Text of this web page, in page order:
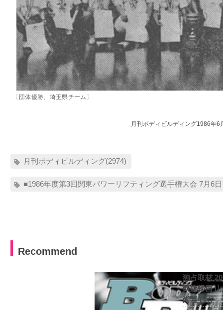
〔団体優勝、埼玉県チーム〕
月刊ボディビルディング1986年6
月刊ボディビルディング(2974)
■1986年度第3回関東パワーリフティング選手権大会 7月6
Recommend
独占取材
凱旋帰国
尚隆 ほか